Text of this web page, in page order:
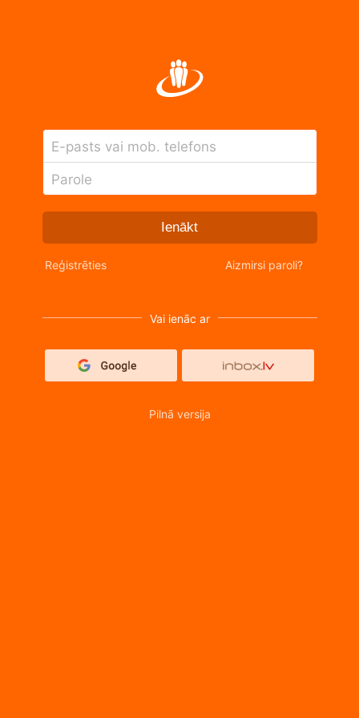
E-pasts vai mob. telefons
Parole
Ienākt
Reģistrēties Aizmirsi paroli?
Vai ienāc ar
Pilnā versija